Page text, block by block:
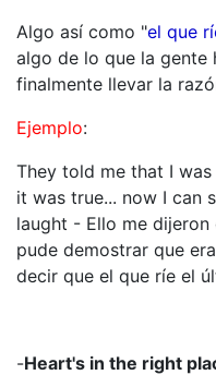
Algo así como "el que
algo de lo que la gente
finalmente llevar la
Ejemplo:
They told me that I
it was true... now I can
laught - Ello me
pude demostrar que
decir que el que ríe el
-Heart's in the right